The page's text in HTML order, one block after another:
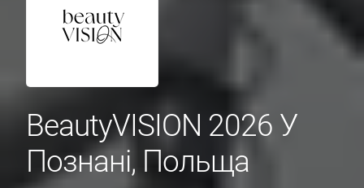
BeautyVISION 2026 У
Познані, Польща